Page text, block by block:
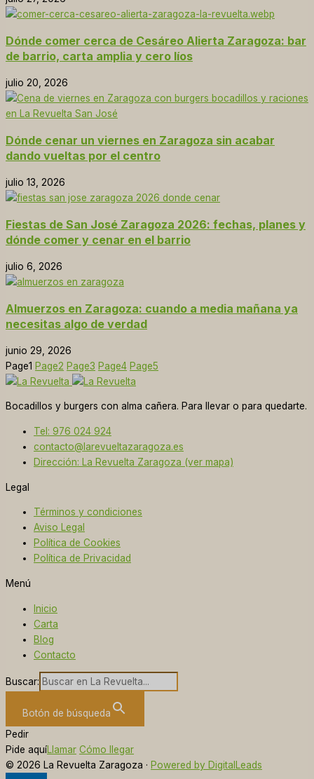
Dónde comer cerca de Cesáreo Alierta Zaragoza: bar
de barrio, carta amplia y cero líos
julio 20, 2026
Dónde cenar un viernes en Zaragoza sin acabar
dando vueltas por el centro
julio 13, 2026
Fiestas de San José Zaragoza 2026: fechas, planes y
dónde comer y cenar en el barrio
julio 6, 2026
Almuerzos en Zaragoza: cuando a media mañana ya
necesitas algo de verdad
junio 29, 2026
Page1 Page2 Page3 Page4 Page5
Bocadillos y burgers con alma cañera. Para llevar o para quedarte.
Tel: 976 024 924
contacto@larevueltazaragoza.es
Dirección: La Revuelta Zaragoza (ver mapa)
Legal
Términos y condiciones
Aviso Legal
Política de Cookies
Política de Privacidad
Menú
Inicio
Carta
Blog
Contacto
Buscar:
Botón de búsqueda
Pedir
Pide aquíLlamar Cómo llegar
© 2026 La Revuelta Zaragoza · Powered by DigitalLeads